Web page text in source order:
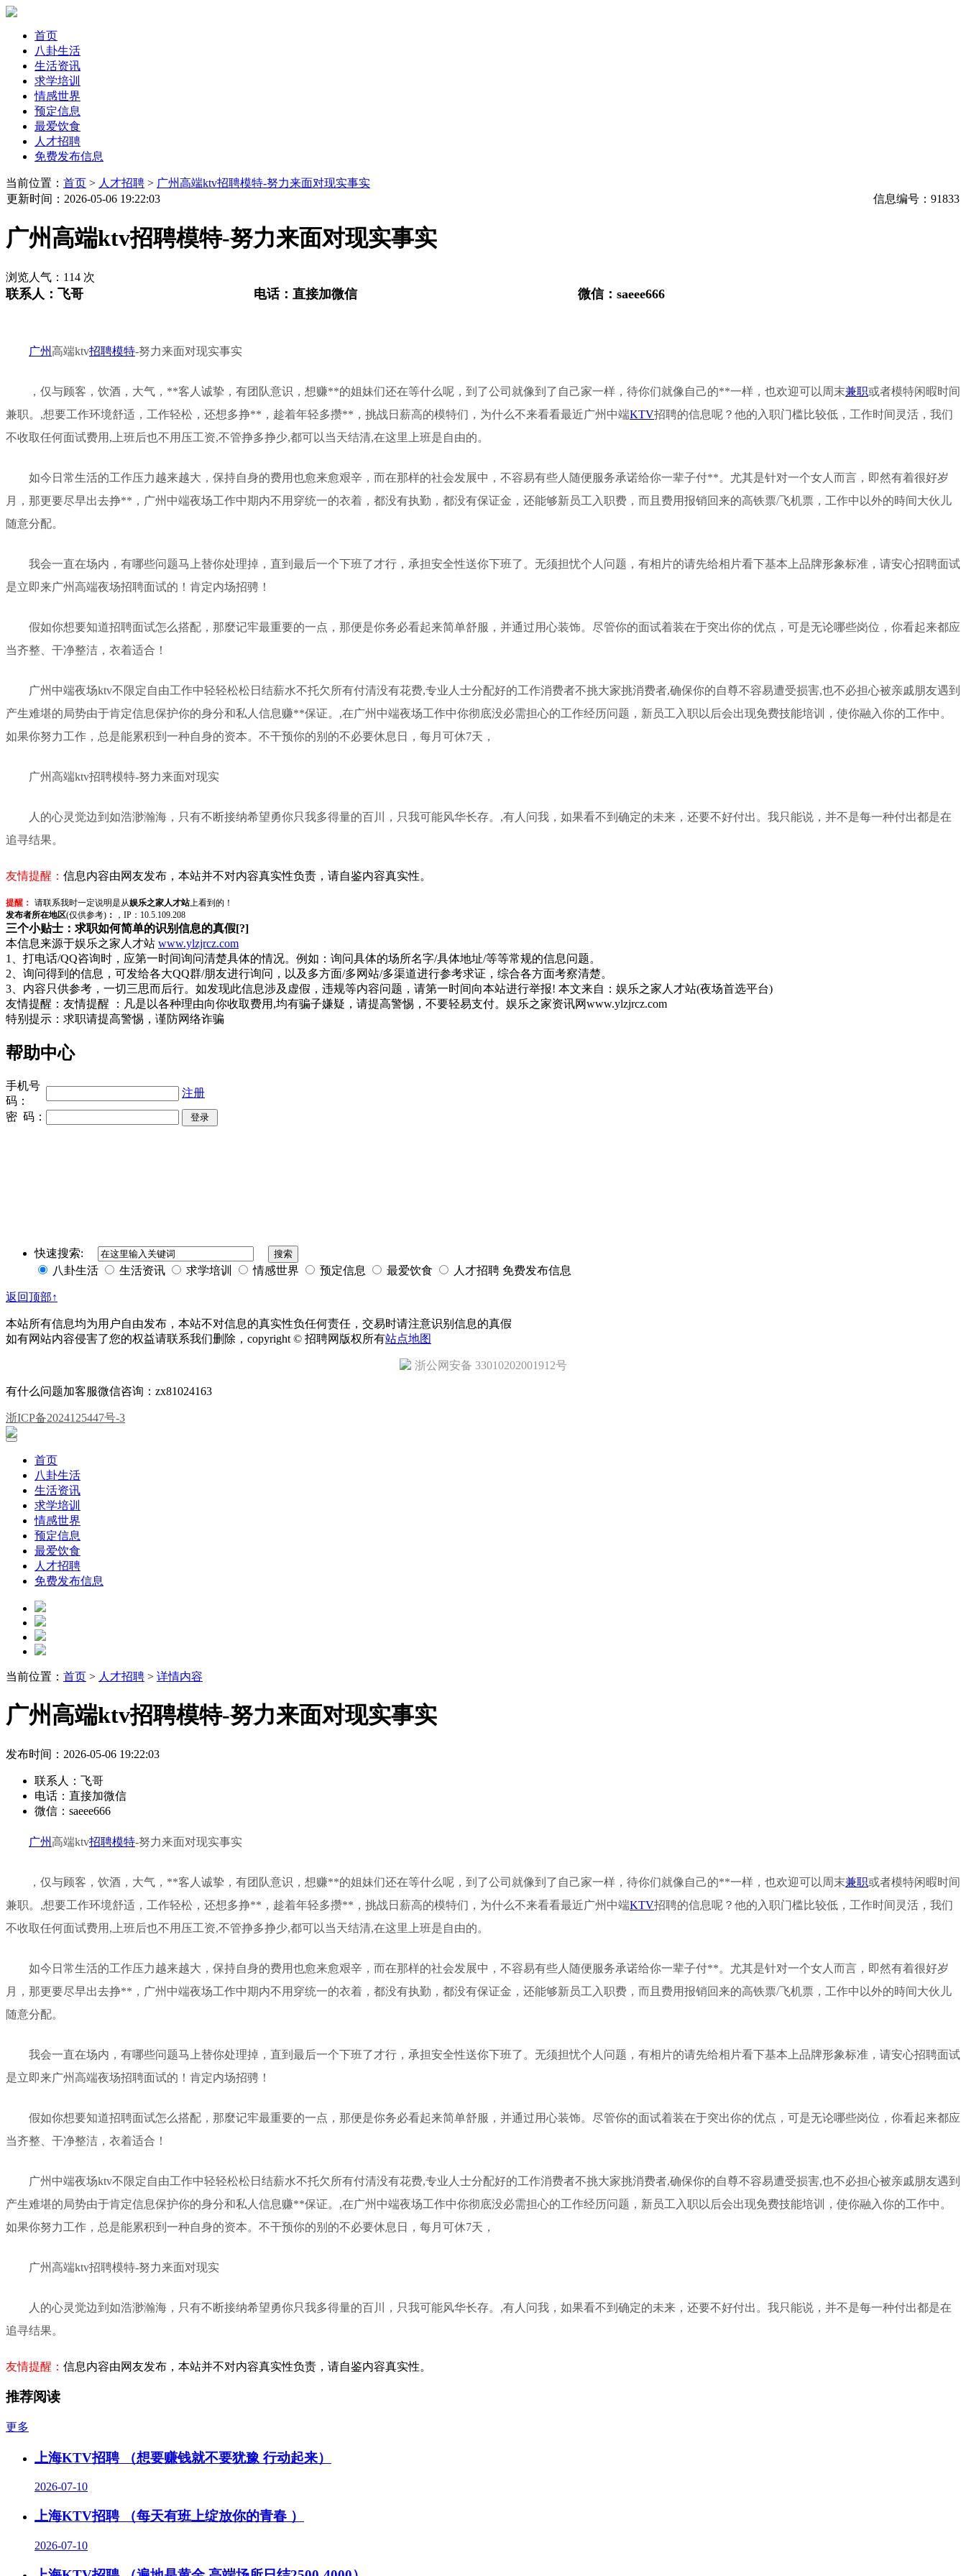
首页
八卦生活
生活资讯
求学培训
情感世界
预定信息
最爱饮食
人才招聘
免费发布信息
当前位置： 首页 > 人才招聘 > 广州高端ktv招聘模特-努力来面对现实事实
更新时间 ：2026-05-06 19:22:03 信息编号： 91833
广州高端ktv招聘模特-努力来面对现实事实
浏览人气： 114 次
联系人： 飞哥 电话： 直接加微信 微信： saeee666
广州高端ktv招聘模特-努力来面对现实事实
，仅与顾客，饮酒，大气，**客人诚挚，有团队意识，想赚**的姐妹们还在等什么呢，到了公司就像到了自己家一样，待你们就像自己的**一样，也欢迎可以周末兼职或者模特闲暇时间
兼职。,想要工作环境舒适，工作轻松，还想多挣**，趁着年轻多攒**，挑战日薪高的模特们，为什么不来看看最近广州中端KTV招聘的信息呢？他的入职门槛比较低，工作时间灵活，我们
不收取任何面试费用,上班后也不用压工资,不管挣多挣少,都可以当天结清,在这里上班是自由的。
如今日常生活的工作压力越来越大，保持自身的费用也愈来愈艰辛，而在那样的社会发展中，不容易有些人随便服务承诺给你一辈子付**。尤其是针对一个女人而言，即然有着很好岁
月，那更要尽早出去挣**，广州中端夜场工作中期内不用穿统一的衣着，都没有执勤，都没有保证金，还能够新员工入职费，而且费用报销回来的高铁票/飞机票，工作中以外的時间大伙儿
随意分配。
我会一直在场内，有哪些问题马上替你处理掉，直到最后一个下班了才行，承担安全性送你下班了。无须担忧个人问题，有相片的请先给相片看下基本上品牌形象标准，请安心招聘面试
是立即来广州高端夜场招聘面试的！肯定内场招骋！
假如你想要知道招聘面试怎么搭配，那麼记牢最重要的一点，那便是你务必看起来简单舒服，并通过用心装饰。尽管你的面试着装在于突出你的优点，可是无论哪些岗位，你看起来都应
当齐整、干净整洁，衣着适合！
广州中端夜场ktv不限定自由工作中轻轻松松日结薪水不托欠所有付清没有花费,专业人士分配好的工作消费者不挑大家挑消费者,确保你的自尊不容易遭受损害,也不必担心被亲戚朋友遇到
产生难堪的局势由于肯定信息保护你的身分和私人信息赚**保证。,在广州中端夜场工作中你彻底没必需担心的工作经历问题，新员工入职以后会出现免费技能培训，使你融入你的工作中。
如果你努力工作，总是能累积到一种自身的资本。不干预你的别的不必要休息日，每月可休7天，
广州高端ktv招聘模特-努力来面对现实
人的心灵觉边到如浩渺瀚海，只有不断接纳希望勇你只我多得量的百川，只我可能风华长存。,有人问我，如果看不到确定的未来，还要不好付出。我只能说，并不是每一种付出都是在
追寻结果。
友情提醒： 信息内容由网友发布，本站并不对内容真实性负责，请自鉴内容真实性。
提醒： 请联系我时一定说明是从娱乐之家人才站上看到的！
发布者所在地区(仅供参考) ： ，IP：10.5.109.208
三个小贴士：求职如何简单的识别信息的真假[?]
本信息来源于娱乐之家人才站 www.ylzjrcz.com
1、打电话/QQ咨询时，应第一时间询问清楚具体的情况。例如：询问具体的场所名字/具体地址/等等常规的信息问题。
2、询问得到的信息，可发给各大QQ群/朋友进行询问，以及多方面/多网站/多渠道进行参考求证，综合各方面考察清楚。
3、内容只供参考，一切三思而后行。如发现此信息涉及虚假，违规等内容问题，请第一时间向本站进行举报! 本文来自：娱乐之家人才站(夜场首选平台)
友情提醒：友情提醒 ：凡是以各种理由向你收取费用,均有骗子嫌疑，请提高警惕，不要轻易支付。娱乐之家资讯网www.ylzjrcz.com
特别提示：求职请提高警惕，谨防网络诈骗
帮助中心
手机号
码：
注册
密 码：
快速搜索:
八卦生活
生活资讯 求学培训 情感世界 预定信息 最爱饮食 人才招聘 免费发布信息
返回顶部↑
本站所有信息均为用户自由发布，本站不对信息的真实性负任何责任，交易时请注意识别信息的真假
如有网站内容侵害了您的权益请联系我们删除，copyright © 招聘网版权所有站点地图
浙公网安备 33010202001912号
有什么问题加客服微信咨询：zx81024163
浙ICP备2024125447号-3
首页
八卦生活
生活资讯
求学培训
情感世界
预定信息
最爱饮食
人才招聘
免费发布信息
当前位置： 首页 > 人才招聘 > 详情内容
广州高端ktv招聘模特-努力来面对现实事实
发布时间：2026-05-06 19:22:03
联系人： 飞哥
电话： 直接加微信
微信： saeee666
广州高端ktv招聘模特-努力来面对现实事实
，仅与顾客，饮酒，大气，**客人诚挚，有团队意识，想赚**的姐妹们还在等什么呢，到了公司就像到了自己家一样，待你们就像自己的**一样，也欢迎可以周末兼职或者模特闲暇时间
兼职。,想要工作环境舒适，工作轻松，还想多挣**，趁着年轻多攒**，挑战日薪高的模特们，为什么不来看看最近广州中端KTV招聘的信息呢？他的入职门槛比较低，工作时间灵活，我们
不收取任何面试费用,上班后也不用压工资,不管挣多挣少,都可以当天结清,在这里上班是自由的。
如今日常生活的工作压力越来越大，保持自身的费用也愈来愈艰辛，而在那样的社会发展中，不容易有些人随便服务承诺给你一辈子付**。尤其是针对一个女人而言，即然有着很好岁
月，那更要尽早出去挣**，广州中端夜场工作中期内不用穿统一的衣着，都没有执勤，都没有保证金，还能够新员工入职费，而且费用报销回来的高铁票/飞机票，工作中以外的時间大伙儿
随意分配。
我会一直在场内，有哪些问题马上替你处理掉，直到最后一个下班了才行，承担安全性送你下班了。无须担忧个人问题，有相片的请先给相片看下基本上品牌形象标准，请安心招聘面试
是立即来广州高端夜场招聘面试的！肯定内场招骋！
假如你想要知道招聘面试怎么搭配，那麼记牢最重要的一点，那便是你务必看起来简单舒服，并通过用心装饰。尽管你的面试着装在于突出你的优点，可是无论哪些岗位，你看起来都应
当齐整、干净整洁，衣着适合！
广州中端夜场ktv不限定自由工作中轻轻松松日结薪水不托欠所有付清没有花费,专业人士分配好的工作消费者不挑大家挑消费者,确保你的自尊不容易遭受损害,也不必担心被亲戚朋友遇到
产生难堪的局势由于肯定信息保护你的身分和私人信息赚**保证。,在广州中端夜场工作中你彻底没必需担心的工作经历问题，新员工入职以后会出现免费技能培训，使你融入你的工作中。
如果你努力工作，总是能累积到一种自身的资本。不干预你的别的不必要休息日，每月可休7天，
广州高端ktv招聘模特-努力来面对现实
人的心灵觉边到如浩渺瀚海，只有不断接纳希望勇你只我多得量的百川，只我可能风华长存。,有人问我，如果看不到确定的未来，还要不好付出。我只能说，并不是每一种付出都是在
追寻结果。
友情提醒： 信息内容由网友发布，本站并不对内容真实性负责，请自鉴内容真实性。
推荐阅读
更多
上海KTV招聘 （想要赚钱就不要犹豫 行动起来）
2026-07-10
上海KTV招聘 （每天有班上绽放你的青春 ）
2026-07-10